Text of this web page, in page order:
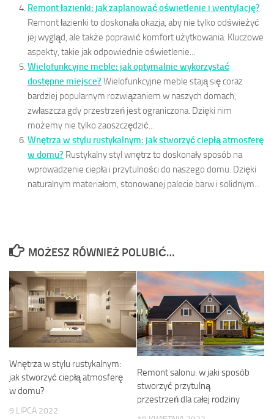
Remont łazienki: jak zaplanować oświetlenie i wentylację?
Remont łazienki to doskonała okazja, aby nie tylko odświeżyć
jej wygląd, ale także poprawić komfort użytkowania. Kluczowe
aspekty, takie jak odpowiednie oświetlenie...
Wielofunkcyjne meble: jak optymalnie wykorzystać
dostępne miejsce? Wielofunkcyjne meble stają się coraz
bardziej popularnym rozwiązaniem w naszych domach,
zwłaszcza gdy przestrzeń jest ograniczona. Dzięki nim
możemy nie tylko zaoszczędzić...
Wnętrza w stylu rustykalnym: jak stworzyć ciepłą atmosferę
w domu? Rustykalny styl wnętrz to doskonały sposób na
wprowadzenie ciepła i przytulności do naszego domu. Dzięki
naturalnym materiałom, stonowanej palecie barw i solidnym...
MOŻESZ RÓWNIEŻ POLUBIĆ…
Wnętrza w stylu rustykalnym:
jak stworzyć ciepłą atmosferę
w domu?
9 LIPCA 2022
Remont salonu: w jaki sposób
stworzyć przytulną
przestrzeń dla całej rodziny